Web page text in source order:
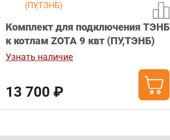
Комплект для подключения ТЭНБ
к котлам ZOTA 9 квт (ПУ,ТЭНБ)
Узнать наличие
13 700 ₽